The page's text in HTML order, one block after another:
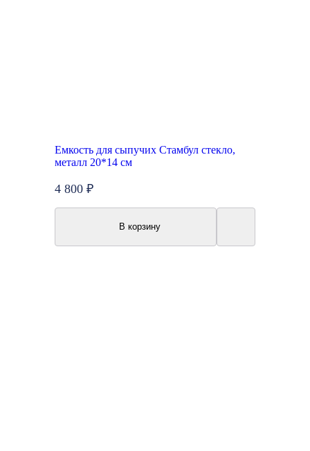
Емкость для сыпучих Стамбул стекло,
металл 20*14 см
4 800 ₽
В корзину